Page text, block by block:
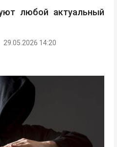
любой актуальный
29.05.2026 14:20